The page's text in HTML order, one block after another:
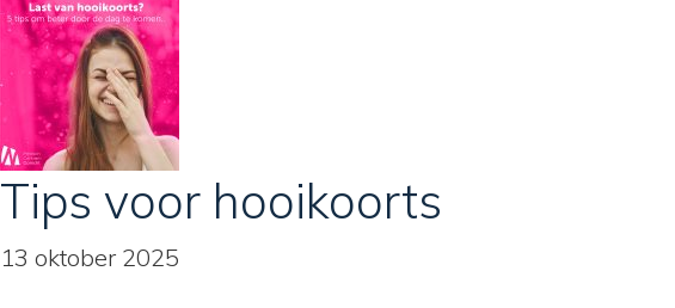
Tips voor hooikoorts
13 oktober 2025